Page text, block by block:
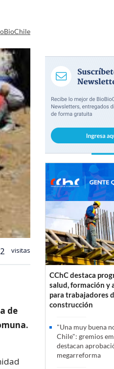
visitas
de
CChC destaca
salud, formación y
para trabajadores
construcción
"Una muy buena
Chile": gremios
destacan
megarreforma